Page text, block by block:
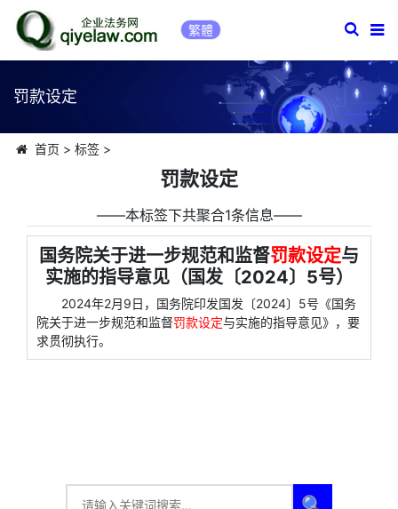
繁體
罚款设定
首页 > 标签>
罚款设定
――本标签下共聚合1条信息――
国务院关于进一步规范和监督罚款设定与
实施的指导意见（国发〔2024〕5号）
2024年2月9日，国务院印发国发〔2024〕5号《国务
院关于进一步规范和监督罚款设定与实施的指导意见》，要
求贯彻执行。